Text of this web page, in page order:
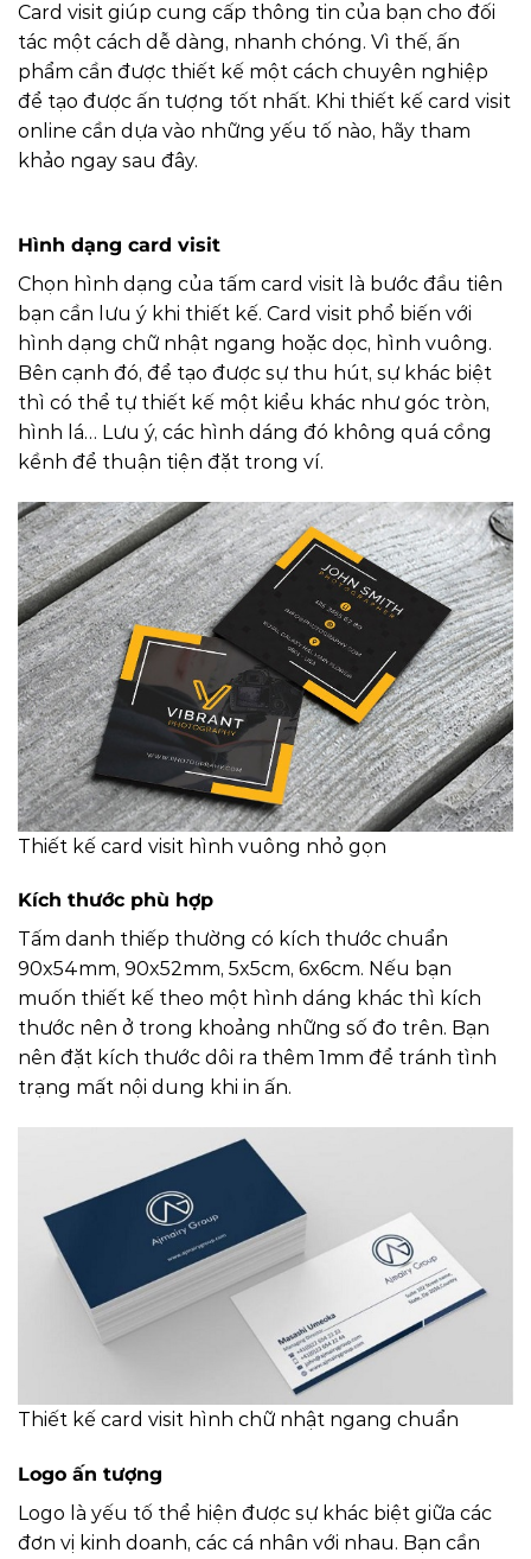
Card visit giúp cung cấp thông tin của bạn cho đối
tác một cách dễ dàng, nhanh chóng. Vì thế, ấn
phẩm cần được thiết kế một cách chuyên nghiệp
để tạo được ấn tượng tốt nhất. Khi thiết kế card visit
online cần dựa vào những yếu tố nào, hãy tham
khảo ngay sau đây.
Hình dạng card visit
Chọn hình dạng của tấm card visit là bước đầu tiên
bạn cần lưu ý khi thiết kế. Card visit phổ biến với
hình dạng chữ nhật ngang hoặc dọc, hình vuông.
Bên cạnh đó, để tạo được sự thu hút, sự khác biệt
thì có thể tự thiết kế một kiểu khác như góc tròn,
hình lá… Lưu ý, các hình dáng đó không quá cồng
kềnh để thuận tiện đặt trong ví.
Thiết kế card visit hình vuông nhỏ gọn
Kích thước phù hợp
Tấm danh thiếp thường có kích thước chuẩn
90x54mm, 90x52mm, 5x5cm, 6x6cm. Nếu bạn
muốn thiết kế theo một hình dáng khác thì kích
thước nên ở trong khoảng những số đo trên. Bạn
nên đặt kích thước dôi ra thêm 1mm để tránh tình
trạng mất nội dung khi in ấn.
Thiết kế card visit hình chữ nhật ngang chuẩn
Logo ấn tượng
Logo là yếu tố thể hiện được sự khác biệt giữa các
đơn vị kinh doanh, các cá nhân với nhau. Bạn cần